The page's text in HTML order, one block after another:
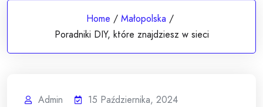
Home / Małopolska /
Poradniki DIY, które znajdziesz w sieci
Admin
15 Października, 2024